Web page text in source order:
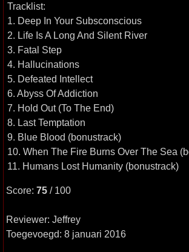
Tracklist:
1. Deep In Your Subsconscious
2. Life Is A Long And Silent River
3. Fatal Step
4. Hallucinations
5. Defeated Intellect
6. Abyss Of Addiction
7. Hold Out (To The End)
8. Last Temptation
9. Blue Blood (bonustrack)
10. When The Fire Burns Over The Sea
11. Humans Lost Humanity (bonustrack)
Score: 75 / 100
Reviewer: Jeffrey
Toegevoegd: 8 januari 2016